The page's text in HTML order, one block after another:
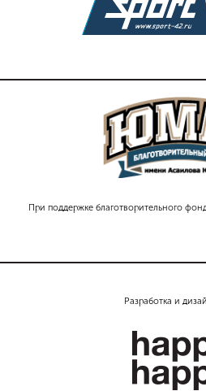
При поддержке благотворительного
Разработка и